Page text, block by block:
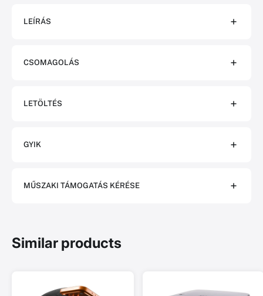
LEÍRÁS
CSOMAGOLÁS
LETÖLTÉS
GYIK
MŰSZAKI TÁMOGATÁS KÉRÉSE
Similar products